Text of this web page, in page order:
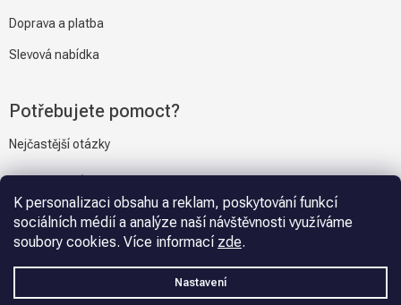
K personalizaci obsahu a reklam, poskytování funkcí
sociálních médií a analýze naší návštěvnosti využíváme
soubory cookies. Více informací zde.
Nastavení
Doprava a platba
Slevová nabídka
Potřebujete pomoct?
Nejčastější otázky
Napiště nám